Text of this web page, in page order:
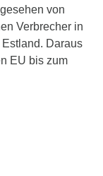
von
Verbrecher in
Daraus
EU bis zum